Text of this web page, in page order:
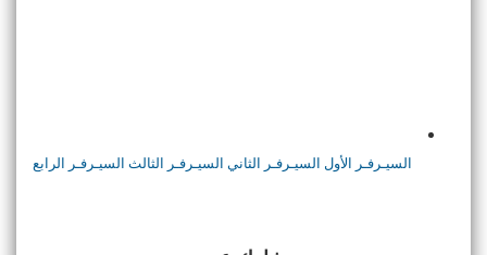
السيـرفـر الأول السيـرفـر الثاني السيـرفـر الثالث السيـرفـر الرابع